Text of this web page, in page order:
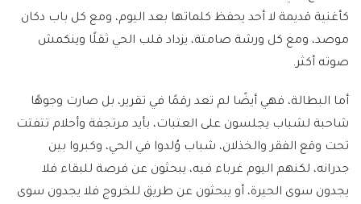
كأغنية قديمة لا أحد يحفظ كلماتها بعد اليوم، ومع كل باب دكان
موصد، ومع كل ورشة صامتة، يزداد قلب الحي ثقلًا وينكمش
صوته أكثر.
أما البطالة، فهي أيضًا لم تعد رقمًا في تقرير، بل صارت وجوهًا
شاحبة لشباب يجلسون على العتبات، بأيد مرتجفة وأحلام تتفتت
تحت وقع الفقر والخذلان، شباب وُلدوا في الحي، وكبروا بين
جدرانه، لكنهم اليوم غرباء فيه، يبحثون عن فرصة للبقاء فلا
يجدون سوى الحيرة، أو يبحثون عن طريق للخروج فلا يجدون سوى